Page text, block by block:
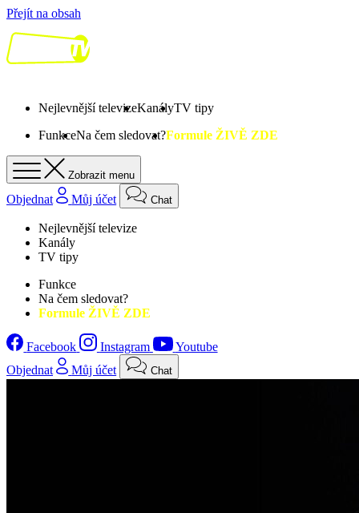
Přejít na obsah
Nejlevnější televizeKanályTV tipy
FunkceNa čem sledovat?Formule ŽIVĚ ZDE
Zobrazit menu
Objednat Můj účet Chat
Nejlevnější televize
Kanály
TV tipy
Funkce
Na čem sledovat?
Formule ŽIVĚ ZDE
Facebook Instagram
Youtube
Objednat
Můj účet Chat